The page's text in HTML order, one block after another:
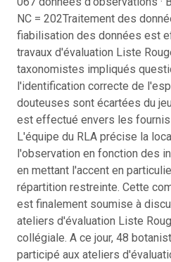
NC = 202Traitement des
fiabilisation des données est
travaux d'évaluation Liste
taxonomistes impliqués
l'identification correcte de
douteuses sont écartées du
est effectué envers les
L'équipe du RLA précise la
l'observation en fonction des
en mettant l'accent en
répartition restreinte. Cette
est finalement soumise à
ateliers d'évaluation Liste
collégiale. A ce jour, 48
participé aux ateliers